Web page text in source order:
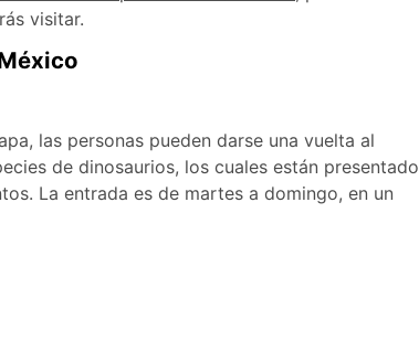
visitar.
las personas pueden darse una vuelta al
de dinosaurios, los cuales están presentado
La entrada es de martes a domingo, en un